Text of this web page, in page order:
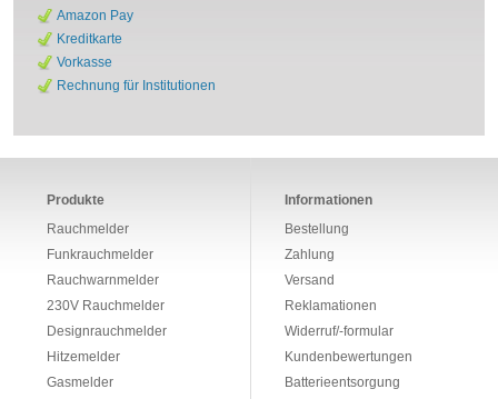
Amazon Pay
Kreditkarte
Vorkasse
Rechnung für Institutionen
Produkte
Rauchmelder
Funkrauchmelder
Rauchwarnmelder
230V Rauchmelder
Designrauchmelder
Hitzemelder
Gasmelder
Informationen
Bestellung
Zahlung
Versand
Reklamationen
Widerruf/-formular
Kundenbewertungen
Batterieentsorgung